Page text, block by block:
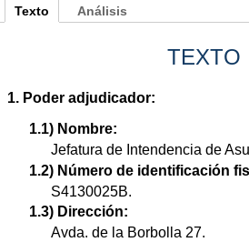
Texto
TEXTO
1. Poder adjudicador:
1.1) Nombre:
Jefatura de Intendencia de
1.2) Número de identificación
S4130025B.
1.3) Dirección:
Avda. de la Borbolla 27.
Análisis